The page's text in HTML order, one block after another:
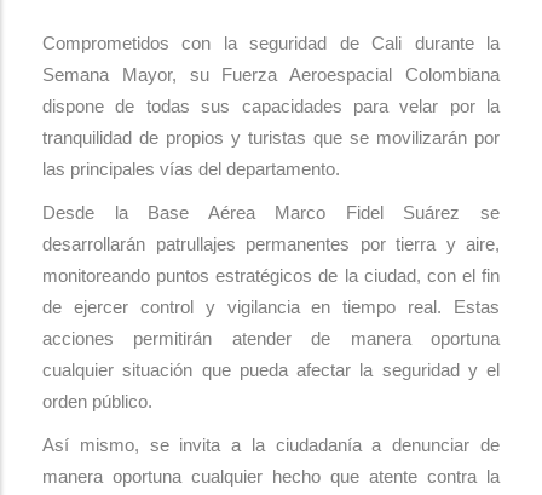
Comprometidos con la seguridad de Cali durante la
Semana Mayor, su Fuerza Aeroespacial Colombiana
dispone de todas sus capacidades para velar por la
tranquilidad de propios y turistas que se movilizarán por
las principales vías del departamento.
Desde la Base Aérea Marco Fidel Suárez se
desarrollarán patrullajes permanentes por tierra y aire,
monitoreando puntos estratégicos de la ciudad, con el fin
de ejercer control y vigilancia en tiempo real. Estas
acciones permitirán atender de manera oportuna
cualquier situación que pueda afectar la seguridad y el
orden público.
Así mismo, se invita a la ciudadanía a denunciar de
manera oportuna cualquier hecho que atente contra la